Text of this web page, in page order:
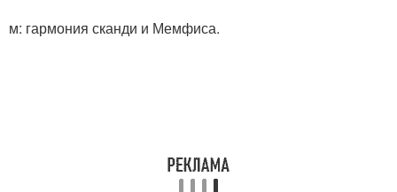
м: гармония сканди и Мемфиса.